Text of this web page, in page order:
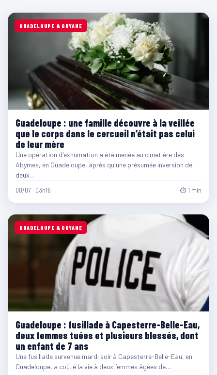
GUADELOUPE & GUYANE
Guadeloupe : une famille découvre à la veillée
que le corps dans le cercueil n’était pas celui
de leur mère
Une opération d'exhumation a été menée au cimetière des
Abymes, en Guadeloupe, après qu'une présumée inversion de
deux…
08/07 · 03h16 ⏱ 1 min
GUADELOUPE & GUYANE
Guadeloupe : fusillade à Capesterre-Belle-Eau,
deux femmes tuées et plusieurs blessés, dont
un enfant de 7 ans
Une fusillade survenue mardi soir à Capesterre-Belle-Eau, en
Guadeloupe, a coûté la vie à deux femmes âgées de…